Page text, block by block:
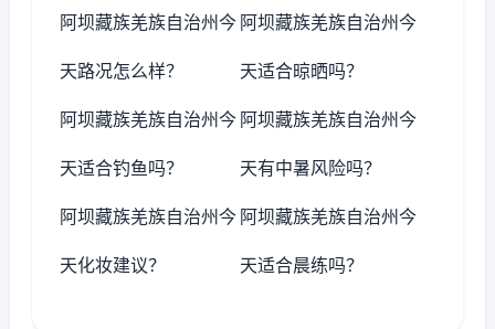
阿坝藏族羌族自治州今
天路况怎么样？
阿坝藏族羌族自治州今
天适合晾晒吗？
阿坝藏族羌族自治州今
天适合钓鱼吗？
阿坝藏族羌族自治州今
天有中暑风险吗？
阿坝藏族羌族自治州今
天化妆建议？
阿坝藏族羌族自治州今
天适合晨练吗？